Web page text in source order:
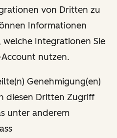
von Dritten zu
Informationen
Integrationen Sie
nutzen.
Genehmigung(en)
diesen Dritten Zugriff
unter anderem